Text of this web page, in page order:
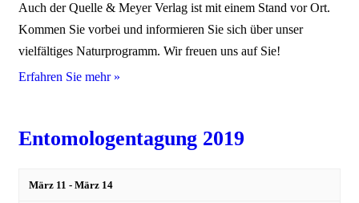
Auch der Quelle & Meyer Verlag ist mit einem Stand vor Ort.
Kommen Sie vorbei und informieren Sie sich über unser
vielfältiges Naturprogramm. Wir freuen uns auf Sie!
Erfahren Sie mehr »
Entomologentagung 2019
März 11 - März 14